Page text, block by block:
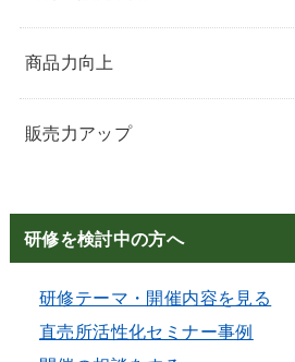
商品力向上
販売力アップ
研修を検討中の方へ
研修テーマ・開催内容を見る
直売所活性化セミナー事例